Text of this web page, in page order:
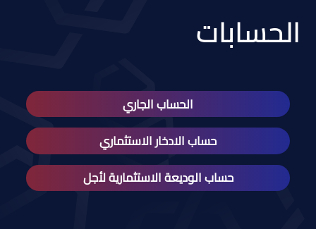
الحسابات
الحساب الجاري
حساب الادخار الاستثماري
حساب الوديعة الاستثمارية لأجل